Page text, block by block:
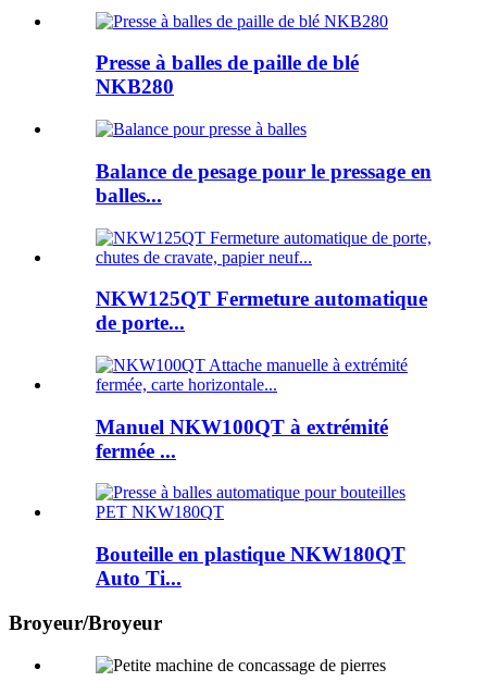
Presse à balles de paille de blé
NKB280
Balance de pesage pour le pressage en
balles...
NKW125QT Fermeture automatique
de porte...
Manuel NKW100QT à extrémité
fermée ...
Bouteille en plastique NKW180QT
Auto Ti...
Broyeur/Broyeur